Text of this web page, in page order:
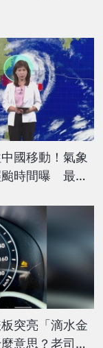
國移動！氣象
颱時間曝 最快
突亮「滴水金
意思？老司機